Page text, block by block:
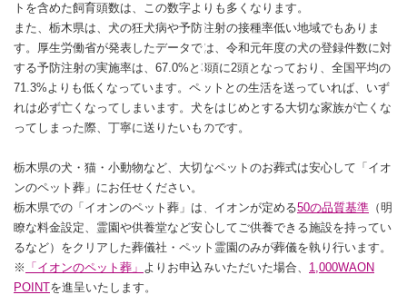
トを含めた飼育頭数は、この数字よりも多くなります。
また、栃木県は、犬の狂犬病や予防注射の接種率低い地域でもありま
す。厚生労働省が発表したデータでは、令和元年度の犬の登録件数に対
する予防注射の実施率は、67.0%と3頭に2頭となっており、全国平均の
71.3%よりも低くなっています。ペットとの生活を送っていれば、いず
れは必ず亡くなってしまいます。犬をはじめとする大切な家族が亡くな
ってしまった際、丁寧に送りたいものです。
栃木県の犬・猫・小動物など、大切なペットのお葬式は安心して「イオ
ンのペット葬」にお任せください。
栃木県での「イオンのペット葬」は、イオンが定める50の品質基準 （明
瞭な料金設定、霊園や供養堂など安心してご供養できる施設を持ってい
るなど）をクリアした葬儀社・ペット霊園のみが葬儀を執り行います。
※ 「イオンのペット葬」 よりお申込みいただいた場合、 1,000WAON
POINTを進呈いたします。